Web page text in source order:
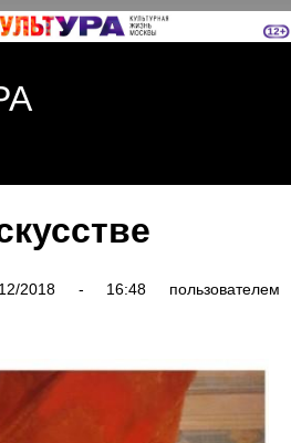
к основному
2018 - 16:48 пользователем